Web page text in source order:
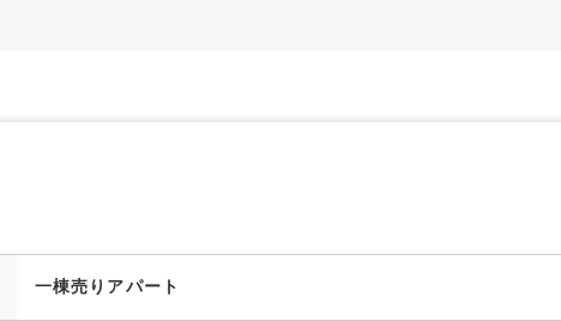
一棟売りアパート